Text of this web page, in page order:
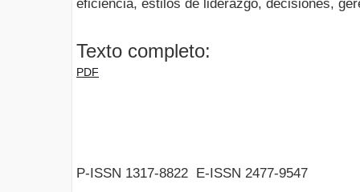
eficiencia, estilos de liderazgo, decisiones,
Texto completo:
PDF
P-ISSN 1317-8822 E-ISSN 2477-9547